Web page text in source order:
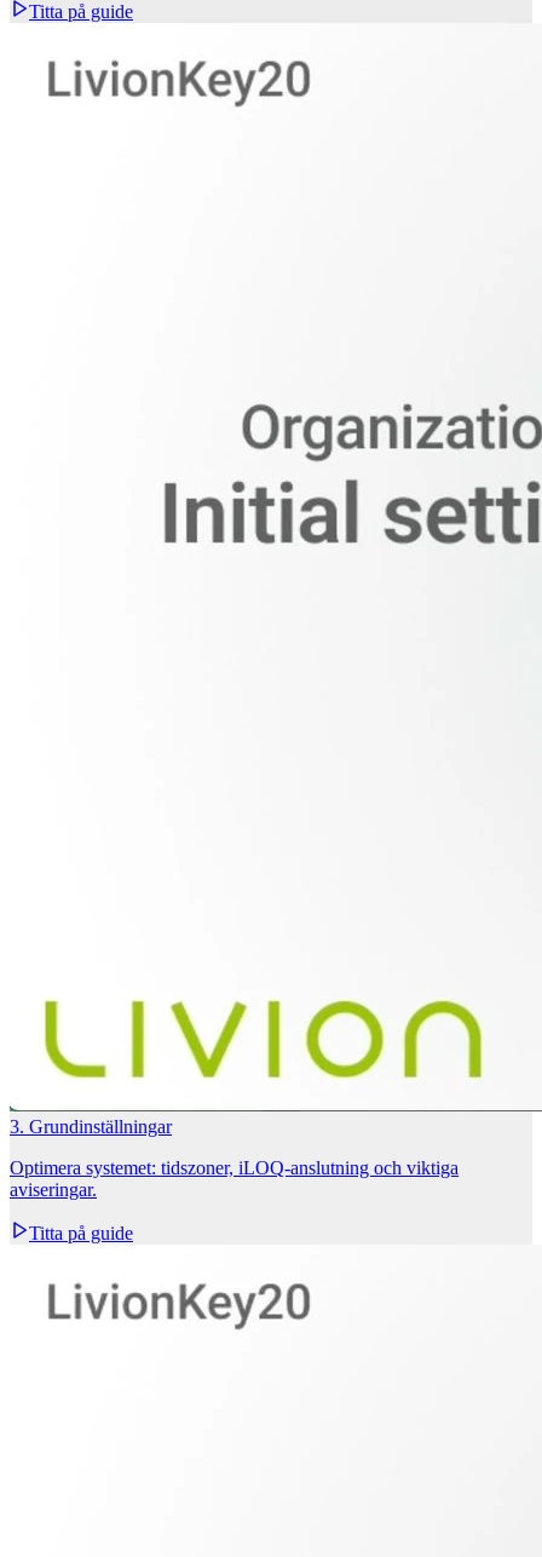
Titta på guide
3. Grundinställningar
Optimera systemet: tidszoner, iLOQ‑anslutning och viktiga
aviseringar.
Titta på guide